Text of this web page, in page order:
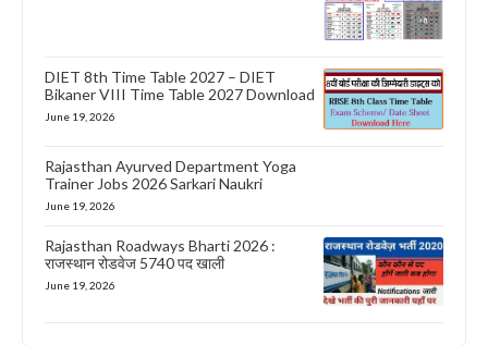
DIET 8th Time Table 2027 – DIET
Bikaner VIII Time Table 2027 Download
June 19, 2026
Rajasthan Ayurved Department Yoga
Trainer Jobs 2026 Sarkari Naukri
June 19, 2026
Rajasthan Roadways Bharti 2026 :
राजस्थान रोडवेज 5740 पद खाली
June 19, 2026